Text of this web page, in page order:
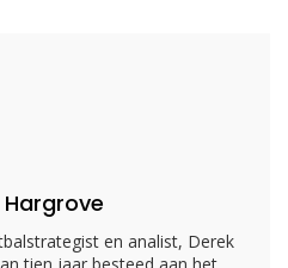
Hargrove
en analist, Derek